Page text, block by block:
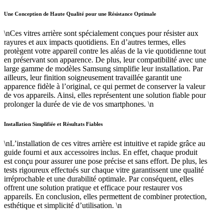
Une Conception de Haute Qualité pour une Résistance Optimale
\nCes vitres arrière sont spécialement conçues pour résister aux
rayures et aux impacts quotidiens. En d’autres termes, elles
protègent votre appareil contre les aléas de la vie quotidienne tout
en préservant son apparence. De plus, leur compatibilité avec une
large gamme de modèles Samsung simplifie leur installation. Par
ailleurs, leur finition soigneusement travaillée garantit une
apparence fidèle à l’original, ce qui permet de conserver la valeur
de vos appareils. Ainsi, elles représentent une solution fiable pour
prolonger la durée de vie de vos smartphones. \n
Installation Simplifiée et Résultats Fiables
\nL’installation de ces vitres arrière est intuitive et rapide grâce au
guide fourni et aux accessoires inclus. En effet, chaque produit
est conçu pour assurer une pose précise et sans effort. De plus, les
tests rigoureux effectués sur chaque vitre garantissent une qualité
irréprochable et une durabilité optimale. Par conséquent, elles
offrent une solution pratique et efficace pour restaurer vos
appareils. En conclusion, elles permettent de combiner protection,
esthétique et simplicité d’utilisation. \n